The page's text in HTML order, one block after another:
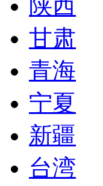
陕西
甘肃
青海
宁夏
新疆
台湾